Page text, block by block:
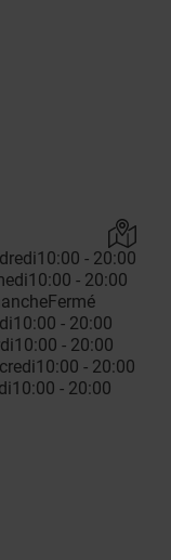
10:00 - 20:00
10:00 - 20:00
Fermé
10:00 - 20:00
10:00 - 20:00
10:00 - 20:00
10:00 - 20:00